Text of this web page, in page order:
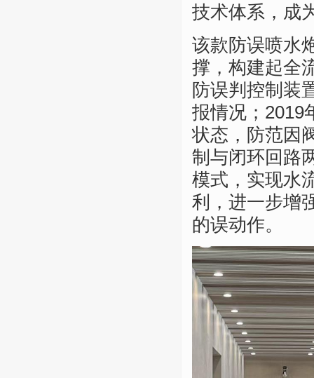
技术体系，成
该款防误喷水
撑，构建起全
防误判控制装
报情况；2019
状态，防范因
制与闭环回路
模式，实现水
利，进一步增
的误动作。